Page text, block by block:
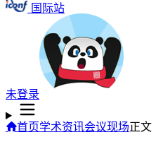
国际站
未登录
首页学术资讯会议现场正文